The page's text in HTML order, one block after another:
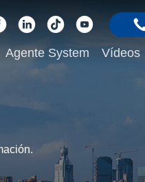
Agente System Vídeos